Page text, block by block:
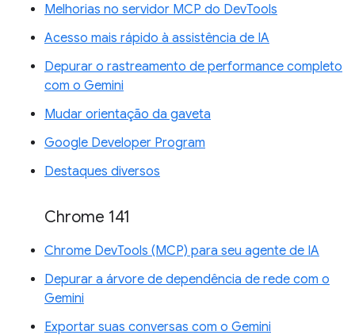
Melhorias no servidor MCP do DevTools
Acesso mais rápido à assistência de IA
Depurar o rastreamento de performance completo
com o Gemini
Mudar orientação da gaveta
Google Developer Program
Destaques diversos
Chrome 141
Chrome DevTools (MCP) para seu agente de IA
Depurar a árvore de dependência de rede com o
Gemini
Exportar suas conversas com o Gemini